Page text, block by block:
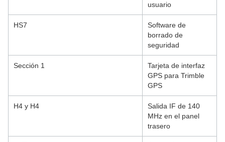
usuario
HS7
Software de
borrado de
seguridad
Sección 1
Tarjeta de interfaz
GPS para Trimble
GPS
H4 y H4
Salida IF de 140
MHz en el panel
trasero